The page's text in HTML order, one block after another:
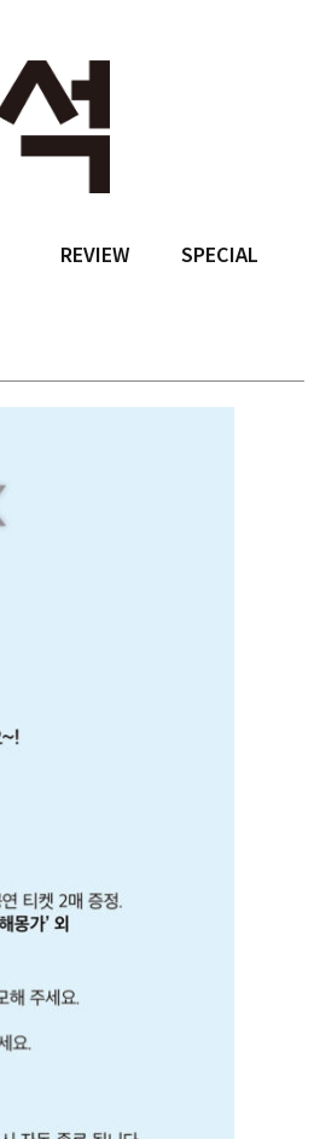
REVIEW SPECIAL